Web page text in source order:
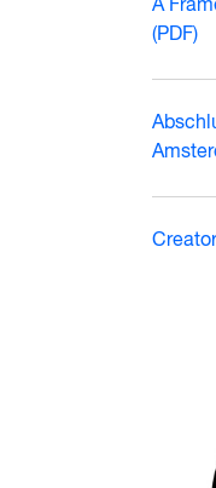
A
(PDF)